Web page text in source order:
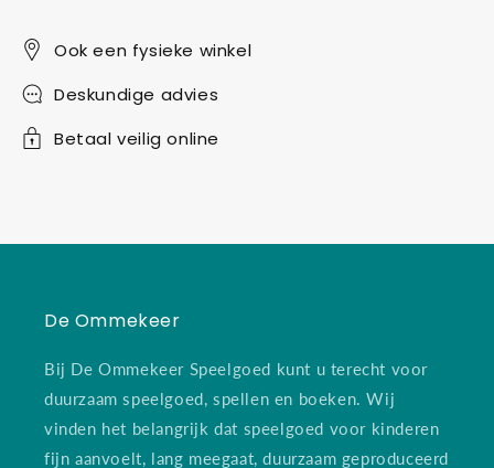
Ook een fysieke winkel
Deskundige advies
Betaal veilig online
De Ommekeer
Bij De Ommekeer Speelgoed kunt u terecht voor
duurzaam speelgoed, spellen en boeken. Wij
vinden het belangrijk dat speelgoed voor kinderen
fijn aanvoelt, lang meegaat, duurzaam geproduceerd